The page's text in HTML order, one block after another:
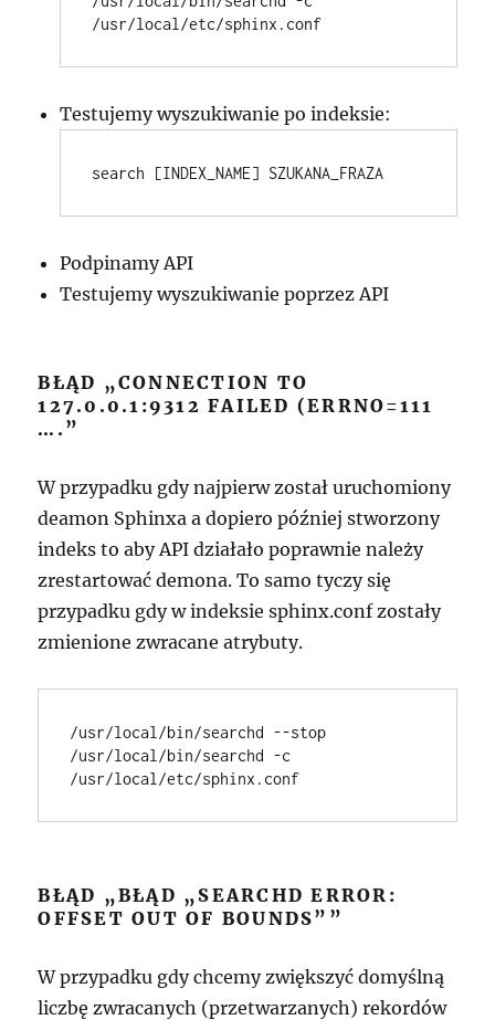
Testujemy wyszukiwanie po indeksie:
Podpinamy API
Testujemy wyszukiwanie poprzez API
BŁĄD „CONNECTION TO
127.0.0.1:9312 FAILED (ERRNO=111
….”
W przypadku gdy najpierw został uruchomiony
deamon Sphinxa a dopiero później stworzony
indeks to aby API działało poprawnie należy
zrestartować demona. To samo tyczy się
przypadku gdy w indeksie sphinx.conf zostały
zmienione zwracane atrybuty.
/usr/local/bin/searchd --stop
/usr/local/bin/searchd -c
BŁĄD „BŁĄD „SEARCHD ERROR:
OFFSET OUT OF BOUNDS””
W przypadku gdy chcemy zwiększyć domyślną
liczbę zwracanych (przetwarzanych) rekordów